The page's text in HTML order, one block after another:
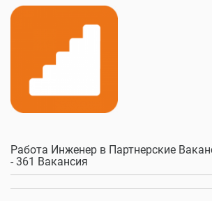
Работа Инженер в Партнерские
- 361 Вакансия